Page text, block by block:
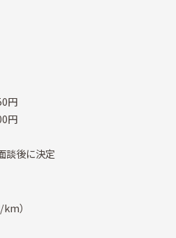
円
円
談後に決定
）